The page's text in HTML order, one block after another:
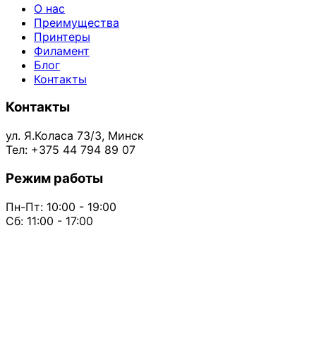
О нас
Преимущества
Принтеры
Филамент
Блог
Контакты
Контакты
ул. Я.Коласа 73/3, Минск
Тел: +375 44 794 89 07
Режим работы
Пн-Пт: 10:00 - 19:00
Сб: 11:00 - 17:00